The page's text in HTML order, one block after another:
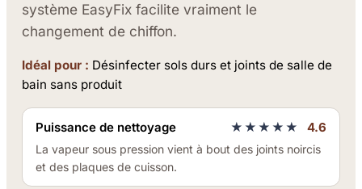
système EasyFix facilite vraiment le
changement de chiffon.
Idéal pour : Désinfecter sols durs et joints de salle de
bain sans produit
Puissance de nettoyage ★★★★★ 4.6
La vapeur sous pression vient à bout des joints noircis
et des plaques de cuisson.